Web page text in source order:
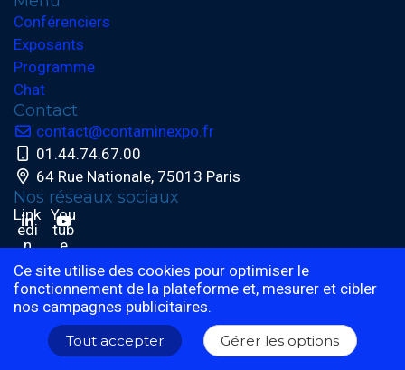
Conférenciers
Exposants
Programme
Chat
Contact
contact@contaminexpo.fr
01.44.74.67.00
64 Rue Nationale, 75013 Paris
Nos réseaux sociaux
Link
edi
n
You
tub
e
Manage your GDPR options
Ce site utilise des cookies pour optimiser le
fonctionnement de la plateforme et, mesurer et cibler
nos campagnes publicitaires.
Tout accepter Gérer les options